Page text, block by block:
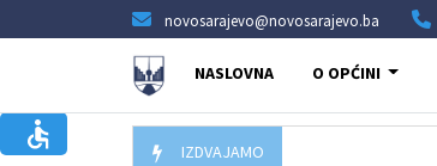
novosarajevo@novosarajevo.ba
NASLOVNA O OPĆINI
IZDVAJAMO